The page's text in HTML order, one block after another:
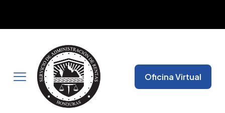
desde cualquier lugar.